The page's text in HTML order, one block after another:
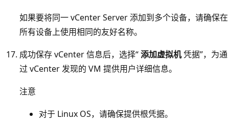
如果要将同一 vCenter Server 添加到多个设备，请确保在
所有设备上使用相同的友好名称。
成功保存 vCenter 信息后，选择“添加虚拟机凭据”，为通
过 vCenter 发现的 VM 提供用户详细信息。
注意
对于 Linux OS，请确保提供根凭据。